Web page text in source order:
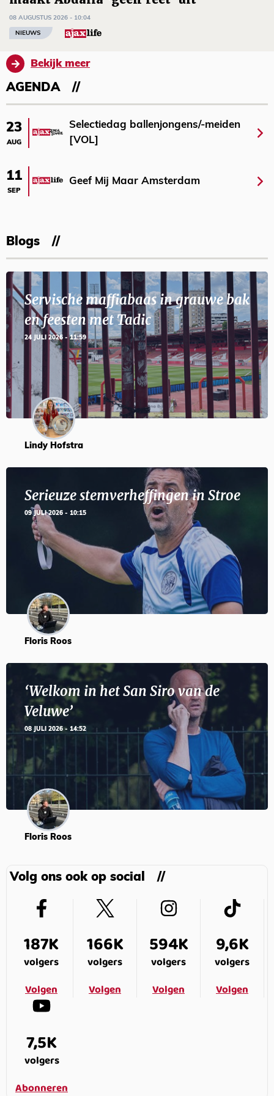
08 AUGUSTUS 2026 - 10:04
NIEUWS
Bekijk meer
AGENDA
23
AUG
Selectiedag ballenjongens/-meiden
[VOL]
11
SEP
Geef Mij Maar Amsterdam
Blogs
Servische maffiabaas in grauwe bak
en feesten met Tadic
24 JULI 2026 - 11:59
Lindy Hofstra
Serieuze stemverheffingen in Stroe
09 JULI 2026 - 10:15
Floris Roos
‘Welkom in het San Siro van de
Veluwe’
08 JULI 2026 - 14:52
Floris Roos
Volg ons ook op social
187K
volgers
Volgen
166K
volgers
Volgen
594K
volgers
Volgen
9,6K
volgers
Volgen
7,5K
volgers
Abonneren